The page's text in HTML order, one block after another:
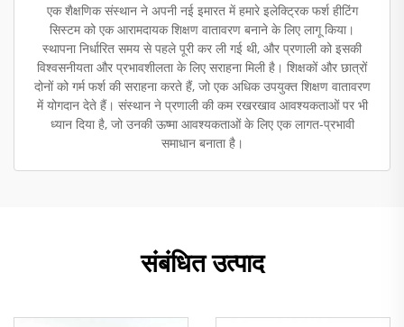
एक शैक्षणिक संस्थान ने अपनी नई इमारत में हमारे इलेक्ट्रिक फर्श हीटिंग
सिस्टम को एक आरामदायक शिक्षण वातावरण बनाने के लिए लागू किया।
स्थापना निर्धारित समय से पहले पूरी कर ली गई थी, और प्रणाली को इसकी
विश्वसनीयता और प्रभावशीलता के लिए सराहना मिली है। शिक्षकों और छात्रों
दोनों को गर्म फर्श की सराहना करते हैं, जो एक अधिक उपयुक्त शिक्षण वातावरण
में योगदान देते हैं। संस्थान ने प्रणाली की कम रखरखाव आवश्यकताओं पर भी
ध्यान दिया है, जो उनकी ऊष्मा आवश्यकताओं के लिए एक लागत-प्रभावी
समाधान बनाता है।
संबंधित उत्पाद